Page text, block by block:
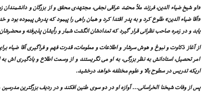
«او شیخ ضیاء الدین، فرزند ملاّ محمّد عراقى نجفى، مجتهدى محقق و از بزرگان و
«آقا ضیاء الدین» طلوع کرد و به پدر اقتدا کرد و همان راهى را پیمود که پدرش پیموده بود
یابد و در زمره صاحب نظرانى قرار گیرد که تعدادشان انگشت شمار و رأیشان پذیرفته و
از آغاز ذکاوت و نبوغ و هوش سرشار و اطلاعات و معلومات، قدرت فهم و فراگیرى آقا ضیاء
امر تحصیل، استادانش به نظر بزرگى، به او مى نگریستند و از وسعت اطلاع و یادگیرى اش
اریکه تدریس در سطوح بالا و علوم مختلفه خواهد درخشید.
پس از وفات شیخنا الخراسانى... آوازه او در دو سوى طنین افکند و در ردیف بزرگترین